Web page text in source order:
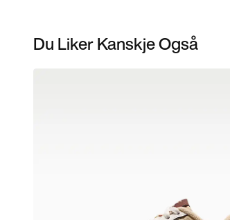
Du Liker Kanskje Også